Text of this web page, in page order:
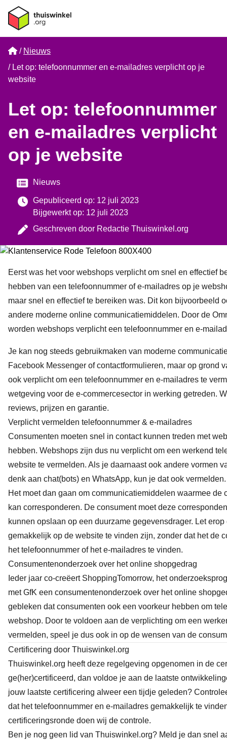
Home
Nieuws
Let op: telefoonnummer en e-mailadres verplicht op je
website
Let op: telefoonnummer
en e-mailadres verplicht
op je website
Categorie
Nieuws
Gepubliceerd op: 12 juli 2023
Bijgewerkt op: 12 juli 2023
Geschreven door Redactie Thuiswinkel.org
Eerst was het voor webshops verplicht om snel en effectief
hebben van een telefoonnummer of e-mailadres op je
maar snel en effectief te bereiken was. Dit kon bijvoorbeeld
andere moderne online communicatiemiddelen. Door de
worden webshops verplicht een telefoonnummer en e-
Je kan nog steeds gebruikmaken van moderne
Facebook Messenger of contactformulieren, maar op grond
ook verplicht om een telefoonnummer en e-mailadres te
wetgeving voor de e-commercesector in werking getreden.
reviews, prijzen en garantie.
Verplicht vermelden telefoonnummer & e-mailadres
Consumenten moeten snel in contact kunnen treden met
hebben. Webshops zijn dus nu verplicht om een werkend
website te vermelden. Als je daarnaast ook andere vormen
denk aan chat(bots) en WhatsApp, kun je dat ook vermelden.
Het moet dan gaan om communicatiemiddelen waarmee de
kan corresponderen. De consument moet deze
kunnen opslaan op een duurzame gegevensdrager. Let
gemakkelijk op de website te vinden zijn, zonder dat het de
het telefoonnummer of het e-mailadres te vinden.
Consumentenonderzoek over het online shopgedrag
Ieder jaar co-creëert ShoppingTomorrow, het
met GfK een consumentenonderzoek over het online
gebleken dat consumenten ook een voorkeur hebben om
webshop. Door te voldoen aan de verplichting om een
vermelden, speel je dus ook in op de wensen van de
Certificering door Thuiswinkel.org
Thuiswinkel.org heeft deze regelgeving opgenomen in de
ge(her)certificeerd, dan voldoe je aan de laatste
jouw laatste certificering alweer een tijdje geleden?
dat het telefoonnummer en e-mailadres gemakkelijk te
certificeringsronde doen wij de controle.
Ben je nog geen lid van Thuiswinkel.org? Meld je dan snel